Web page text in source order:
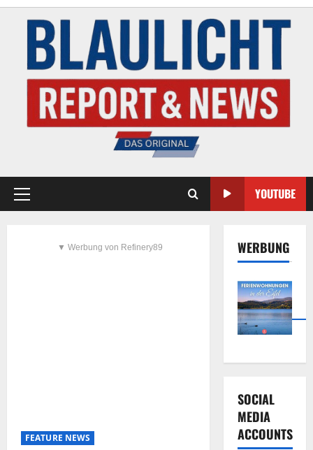
YOUTUBE
▼ Werbung von Refinery89
FEATURE NEWS
WERBUNG
SOCIAL
MEDIA
ACCOUNTS